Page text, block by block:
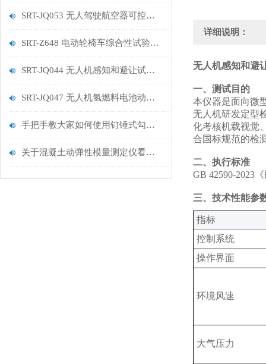
SRT-JQ053 无人驾驶航空器可控性试验机的特点有哪些
SRT-Z648 电动轮椅车综合性试验机的简单介绍
SRT-JQ044 无人机感知和避让试验机的简单介绍
SRT-JQ047 无人机氢燃料电池动力系统试验机用途有哪些 符合标准
手把手教大家如何使用钉锤式勾丝性测试机
关于混凝土动弹性模量测定仪看这一篇就够了
详细说明：
无人机感知和避
一、测试目的
本仪器是面向微
无人机研发定型
化考核机载视觉
合国标规范的检
二、执行标准
GB 42590-2023
三、技术性能参
‌指标‌
控制系统‌
操作界面‌
环境风速
大气压力